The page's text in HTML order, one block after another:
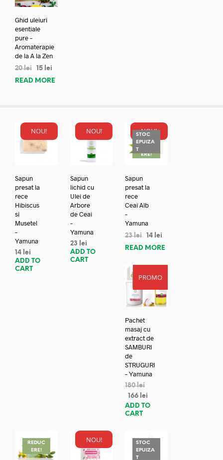
Ghid uleiuri
esentiale
pure –
Aromaterapie
de la A la Zen
20lei 15 lei
READ MORE
NOU!
Sapun
presat la
rece
Hibiscus
si
Musetel
–
Yamuna
14 lei
ADD TO
CART
NOU!
Sapun
lichid cu
Ulei de
Arbore
de Ceai
–
Yamuna
23
lei
ADD TO
CART
NOU!
STOC
EPUIZA
TREDUC
ERE!
Sapun
presat la
rece
Ceai Alb
–
Yamuna
23lei 14 lei
READ MORE
PROMO
REDUC
Pachet
masaj cu
extract de
SAMBURI
de
STRUGURI
– Yamuna
180lei
166 lei
ADD TO
CART
REDUC
ERE!
NOU!
STOC
EPUIZA
T